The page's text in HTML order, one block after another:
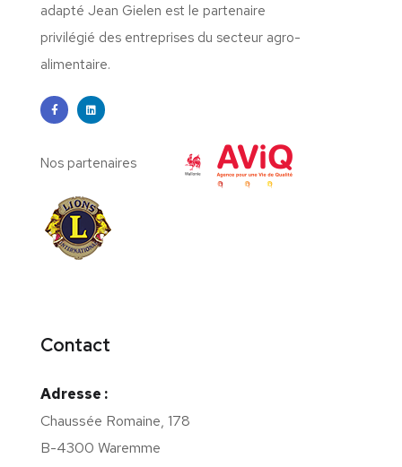
adapté Jean Gielen est le partenaire
privilégié des entreprises du secteur agro-
alimentaire.
Nos partenaires
Contact
Adresse :
Chaussée Romaine, 178
B-4300 Waremme